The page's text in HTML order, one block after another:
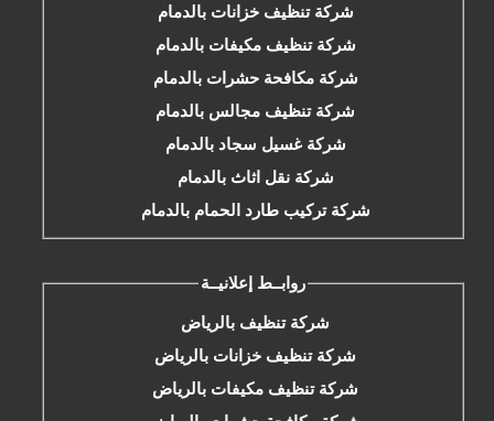
شركة تنظيف خزانات بالدمام
شركة تنظيف مكيفات بالدمام
شركة مكافحة حشرات بالدمام
شركة تنظيف مجالس بالدمام
شركة غسيل سجاد بالدمام
شركة نقل اثاث بالدمام
شركة تركيب طارد الحمام بالدمام
روابــط إعلانيــة
شركة تنظيف بالرياض
شركة تنظيف خزانات بالرياض
شركة تنظيف مكيفات بالرياض